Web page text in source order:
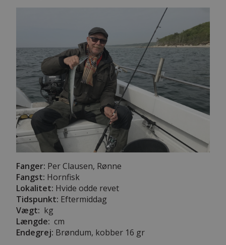
Fanger: Per Clausen, Rønne
Fangst: Hornfisk
Lokalitet: Hvide odde revet
Tidspunkt: Eftermiddag
Vægt: kg
Længde: cm
Endegrej: Brøndum, kobber 16 gr